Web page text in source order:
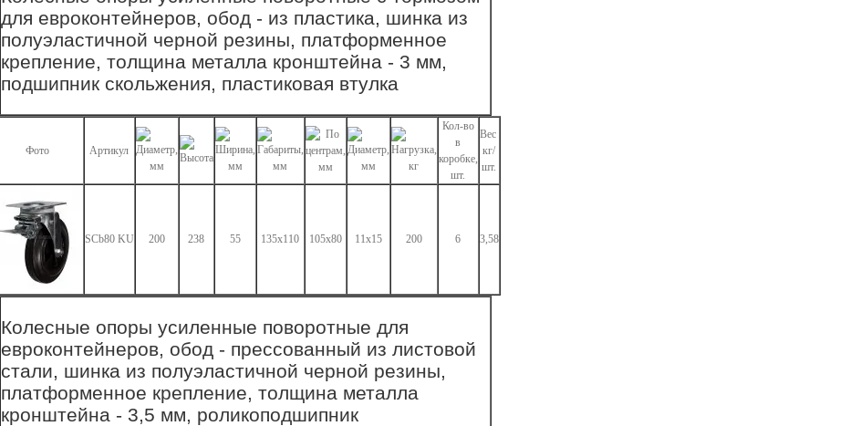
для евроконтейнеров, обод - из пластика, шинка из
полуэластичной черной резины, платформенное
крепление, толщина металла кронштейна - 3 мм,
подшипник скольжения, пластиковая втулка
Фото Артикул
Кол-во
в
коробке,
шт.
Вес
кг/
шт.
SCb80 KU 200 238 55 135х110 105х80 11х15 200 6 3,58
Колесные опоры усиленные поворотные для
евроконтейнеров, обод - прессованный из листовой
стали, шинка из полуэластичной черной резины,
платформенное крепление, толщина металла
кронштейна - 3,5 мм, роликоподшипник